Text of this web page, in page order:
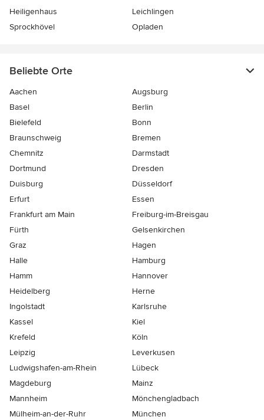
Heiligenhaus
Leichlingen
Sprockhövel
Opladen
Beliebte Orte
Aachen
Augsburg
Basel
Berlin
Bielefeld
Bonn
Braunschweig
Bremen
Chemnitz
Darmstadt
Dortmund
Dresden
Duisburg
Düsseldorf
Erfurt
Essen
Frankfurt am Main
Freiburg-im-Breisgau
Fürth
Gelsenkirchen
Graz
Hagen
Halle
Hamburg
Hamm
Hannover
Heidelberg
Herne
Ingolstadt
Karlsruhe
Kassel
Kiel
Krefeld
Köln
Leipzig
Leverkusen
Ludwigshafen-am-Rhein
Lübeck
Magdeburg
Mainz
Mannheim
Mönchen­gladbach
Mülheim-an-der-Ruhr
München